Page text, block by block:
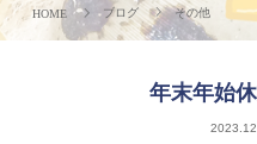
ブログ その他
年末年始